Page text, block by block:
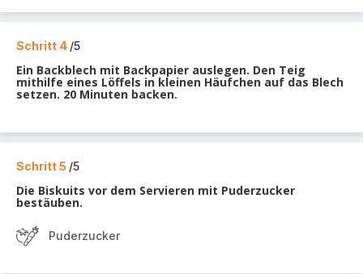
Schritt 4 /5
Ein Backblech mit Backpapier auslegen. Den Teig
mithilfe eines Löffels in kleinen Häufchen auf das Blech
setzen. 20 Minuten backen.
Schritt 5 /5
Die Biskuits vor dem Servieren mit Puderzucker
bestäuben.
Puderzucker